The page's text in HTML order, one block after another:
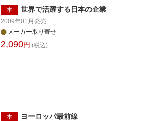
本 世界で活躍する日本の企業
2009年01月 発売
メーカー取り寄せ
2,090円 (税込)
本 ヨーロッパ最前線